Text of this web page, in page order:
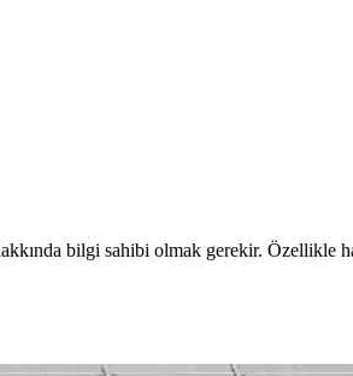
bilgi sahibi olmak gerekir. Özellikle